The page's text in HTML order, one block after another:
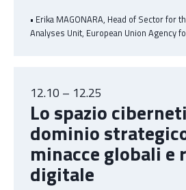
• Erika MAGONARA, Head of Sector for
Analyses Unit, European Union Agency
12.10 – 12.25
Lo spazio
dominio
minacce globali e
digitale